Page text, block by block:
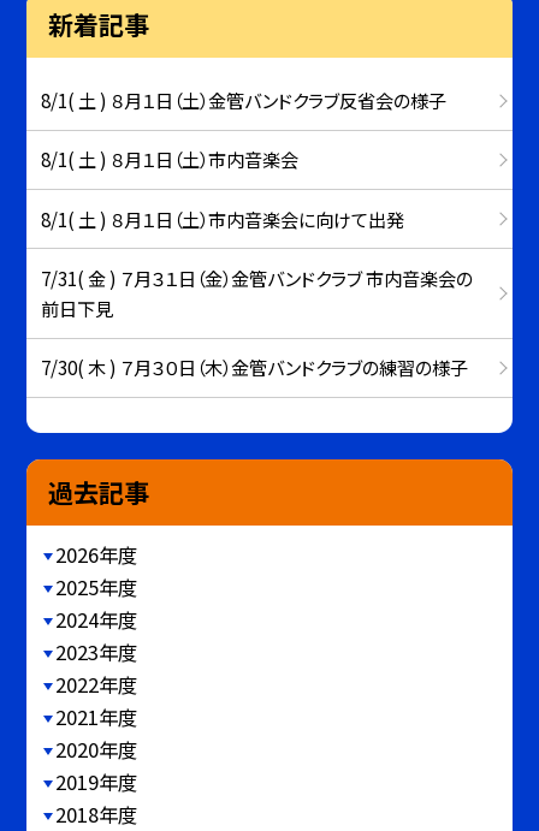
新着記事
8/1( 土 ) ８月１日（土）金管バンドクラブ反省会の様子
8/1( 土 ) ８月１日（土）市内音楽会
8/1( 土 ) ８月１日（土）市内音楽会に向けて出発
7/31( 金 ) ７月３１日（金）金管バンドクラブ 市内音楽会の
前日下見
7/30( 木 ) ７月３０日（木）金管バンドクラブの練習の様子
過去記事
2026年度
2025年度
2024年度
2023年度
2022年度
2021年度
2020年度
2019年度
2018年度